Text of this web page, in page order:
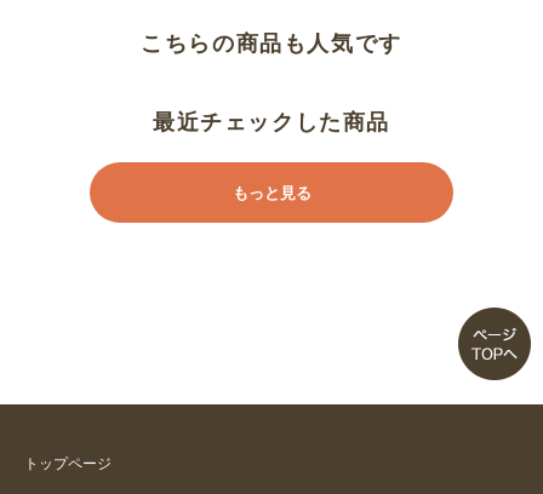
ができてよかったです。
子ども達に大好評です！
こちらの商品も人気です
最近チェックした商品
もっと見る
トップページ